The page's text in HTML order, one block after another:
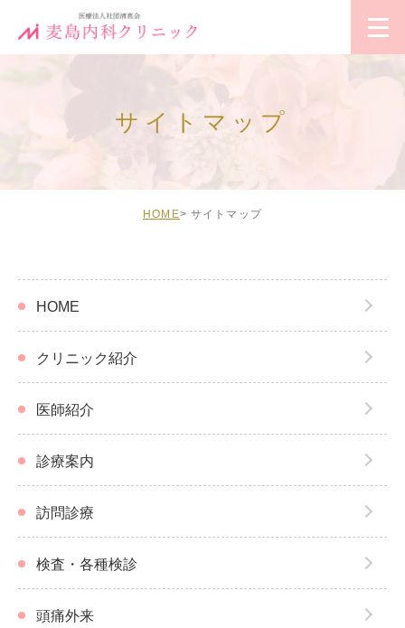
サイトマップ
HOME サイトマップ
HOME
クリニック紹介
医師紹介
診療案内
訪問診療
検査・各種検診
頭痛外来